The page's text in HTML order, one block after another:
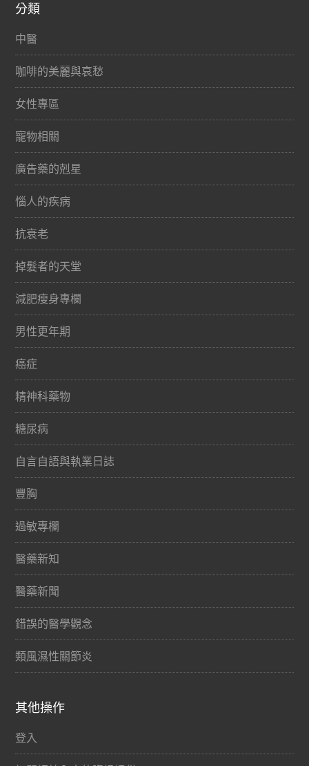
分類
中醫
咖啡的美麗與哀愁
女性專區
寵物相關
廣告藥的剋星
惱人的疾病
抗衰老
掉髮者的天堂
減肥瘦身專欄
男性更年期
癌症
精神科藥物
糖尿病
自言自語與執業日誌
豐胸
過敏專欄
醫藥新知
醫藥新聞
錯誤的醫學觀念
類風濕性關節炎
其他操作
登入